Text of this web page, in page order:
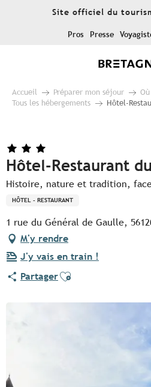
Site officiel du
Pros Presse
Accueil Préparer mon séjour
Tous les hébergements
Hôtel-
Hôtel-Restaurant
Histoire, nature et tradition,
HÔTEL - RESTAURANT
1 rue du Général de Gaulle,
M'y rendre
J'y vais en train !
PartagerAjouter aux favoris